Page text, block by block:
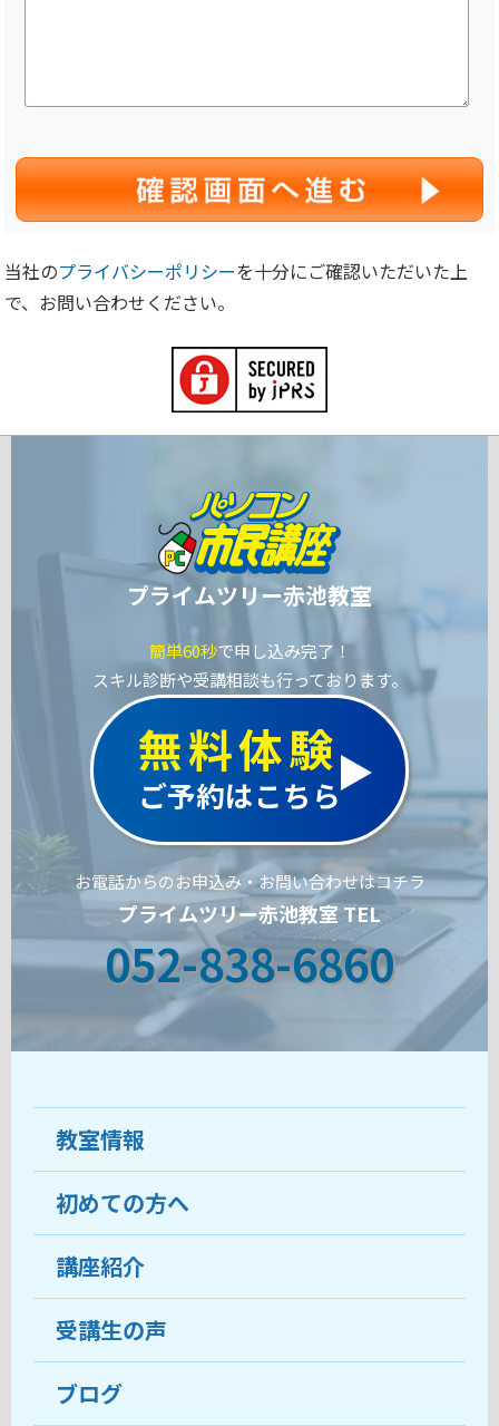
当社のプライバシーポリシーを十分にご確認いただいた上
で、お問い合わせください。
プライムツリー赤池教室
簡単60秒で申し込み完了！
スキル診断や受講相談も行っております。
無料体験
ご予約はこちら
お電話からのお申込み・お問い合わせはコチラ
プライムツリー赤池教室 TEL
052-838-6860
教室情報
教室について
受講生の声
おすすめ・人気の講座
目的から講座を探す
初めての方へ
ココがおすすめ
料金
受講までの流れ
講座紹介
受講生の声
ブログ